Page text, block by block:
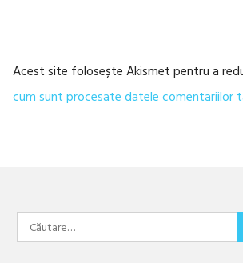
Acest site folosește Akismet pentru a
cum sunt procesate datele comentariilor